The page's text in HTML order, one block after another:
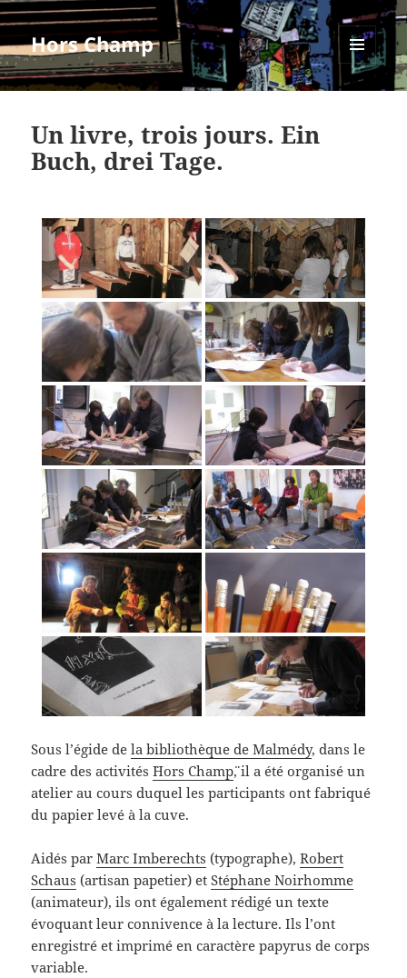
Hors Champ
MENU
ET
Un livre, trois jours. Ein
Buch, drei Tage.
Sous l’égide dela bibliothèque de Malmédy, dans le
cadre des activités ¨Hors Champ¨, il a été organisé un
atelier au cours duquel les participants ont fabriqué
du papier levé à la cuve.
Aidés parMarc Imberechts (typographe),Robert
Schaus (artisan papetier) etStéphane Noirhomme
(animateur), ils ont également rédigé un texte
évoquant leur connivence à la lecture. Ils l’ont
enregistré et imprimé en caractère papyrus de corps
variable.